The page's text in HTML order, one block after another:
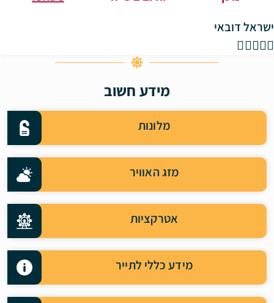
ישראל דובאי

מידע חשוב
מלונות
מזג האוויר
אטרקציות
מידע כללי לתייר